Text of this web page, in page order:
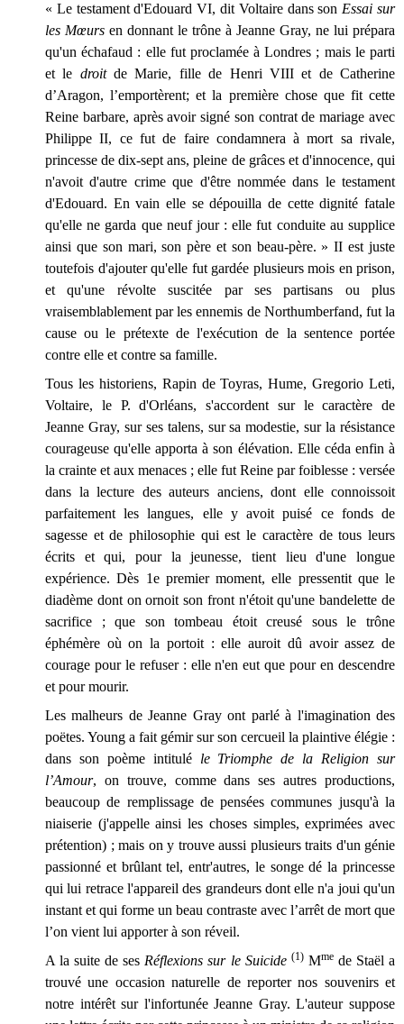
« Le testament d'Edouard VI, dit Voltaire dans son Essai sur
les Mœurs en donnant le trône à Jeanne Gray, ne lui prépara
qu'un échafaud : elle fut proclamée à Londres ; mais le parti
et le droitde Marie, fille de Henri VIII et de Catherine
d’Aragon, l’emportèrent; et la première chose que fit cette
Reine barbare, après avoir signé son contrat de mariage avec
Philippe II, ce fut de faire condamnera à mort sa rivale,
princesse de dix-sept ans, pleine de grâces et d'innocence, qui
n'avoit d'autre crime que d'être nommée dans le testament
d'Edouard. En vain elle se dépouilla de cette dignité fatale
qu'elle ne garda que neuf jour : elle fut conduite au supplice
ainsi que son mari, son père et son beau-père. » II est juste
toutefois d'ajouter qu'elle fut gardée plusieurs mois en prison,
et qu'une révolte suscitée par ses partisans ou plus
vraisemblablement par les ennemis de Northumberfand, fut la
cause ou le prétexte de l'exécution de la sentence portée
contre elle et contre sa famille.
Tous les historiens, Rapin de Toyras, Hume, Gregorio Leti,
Voltaire, le P. d'Orléans, s'accordent sur le caractère de
Jeanne Gray, sur ses talens, sur sa modestie, sur la résistance
courageuse qu'elle apporta à son élévation. Elle céda enfin à
la crainte et aux menaces ; elle fut Reine par foiblesse : versée
dans la lecture des auteurs anciens, dont elle connoissoit
parfaitement les langues, elle y avoit puisé ce fonds de
sagesse et de philosophie qui est le caractère de tous leurs
écrits et qui, pour la jeunesse, tient lieu d'une longue
expérience. Dès 1e premier moment, elle pressentit que le
diadème dont on ornoit son front n'étoit qu'une bandelette de
sacrifice ; que son tombeau étoit creusé sous le trône
éphémère où on la portoit : elle auroit dû avoir assez de
courage pour le refuser : elle n'en eut que pour en descendre
et pour mourir.
Les malheurs de Jeanne Gray ont parlé à l'imagination des
poëtes. Young a fait gémir sur son cercueil la plaintive élégie :
dans son poème intitulé le Triomphe de la Religion sur
l’Amour, on trouve, comme dans ses autres productions,
beaucoup de remplissage de pensées communes jusqu'à la
niaiserie (j'appelle ainsi les choses simples, exprimées avec
prétention) ; mais on y trouve aussi plusieurs traits d'un génie
passionné et brûlant tel, entr'autres, le songe dé la princesse
qui lui retrace l'appareil des grandeurs dont elle n'a joui qu'un
instant et qui forme un beau contraste avec l’arrêt de mort que
l’on vient lui apporter à son réveil.
A la suite de ses Réflexions sur le Suicide (1)Mmede Staël a
trouvé une occasion naturelle de reporter nos souvenirs et
notre intérêt sur l'infortunée Jeanne Gray. L'auteur suppose